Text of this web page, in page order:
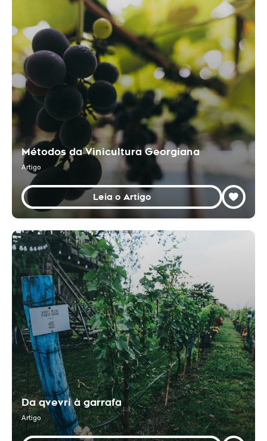
Métodos da Vinicultura Georgiana
Artigo
Leia o Artigo
Da qvevri à garrafa
Artigo